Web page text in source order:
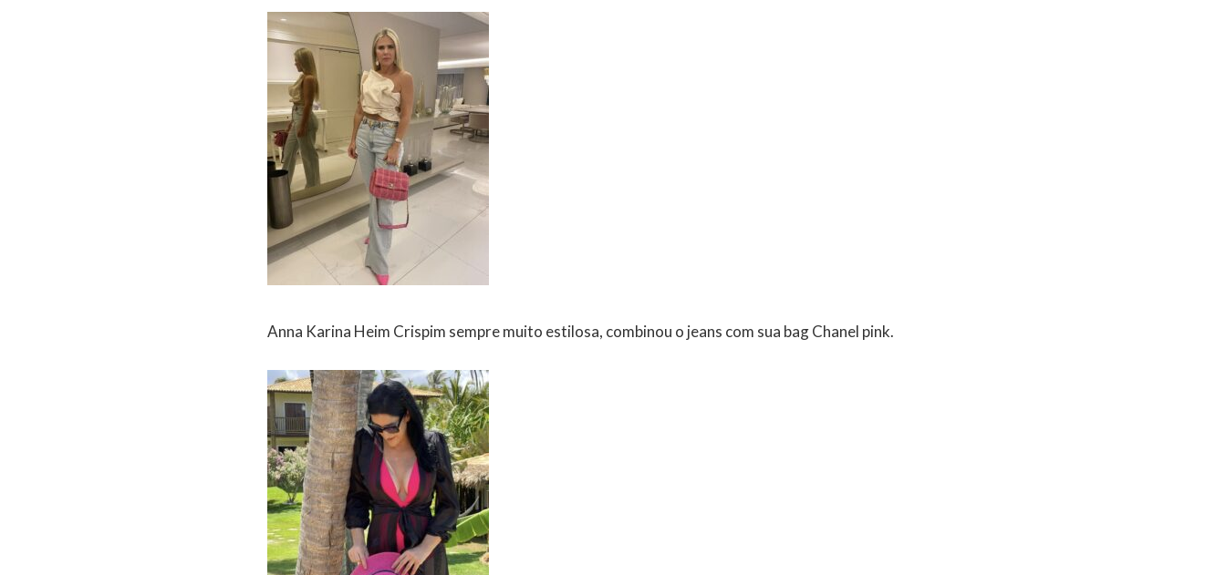
Anna Karina Heim Crispim sempre muito estilosa, combinou o jeans com sua bag Chanel pink.